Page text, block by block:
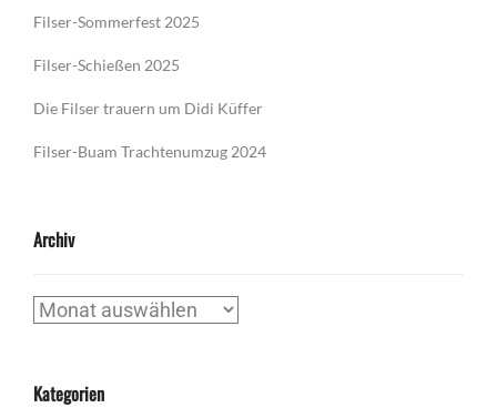
Filser-Sommerfest 2025
Filser-Schießen 2025
Die Filser trauern um Didi Küffer
Filser-Buam Trachtenumzug 2024
Archiv
Archiv
Kategorien